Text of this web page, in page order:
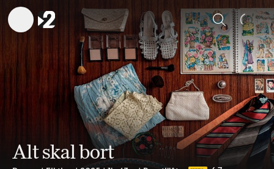
Sök
Alt skal bort